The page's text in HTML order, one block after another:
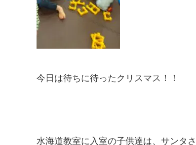
今日は待ちに待ったクリスマス！！
水海道教室に入室の子供達は、サンタ